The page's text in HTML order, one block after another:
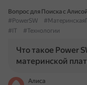
Вопрос для Поиска с Алисой
#PowerSW
#IT
#Технологии
Что такое Power
материнской
Алиса